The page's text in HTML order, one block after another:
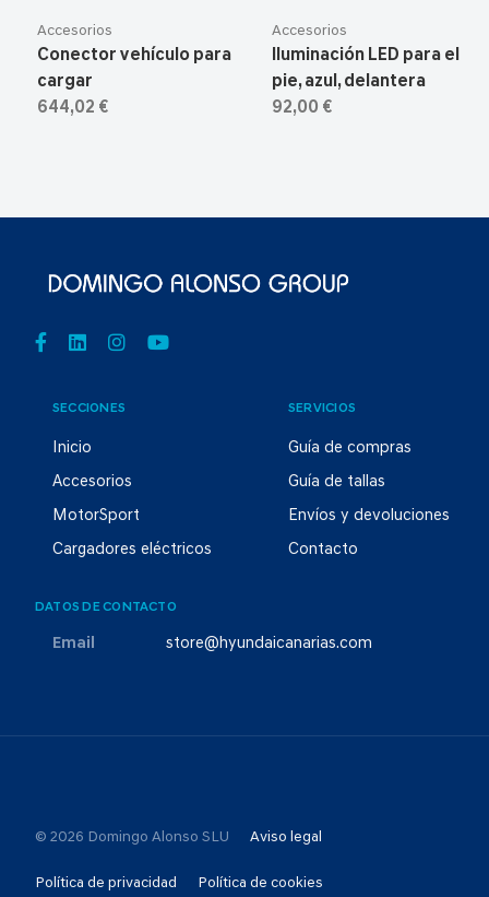
Accesorios
Conector vehículo para
cargar
644,02 €
Accesorios
Iluminación LED para el
pie, azul, delantera
92,00 €
SECCIONES
Inicio
Accesorios
MotorSport
Cargadores eléctricos
SERVICIOS
Guía de compras
Guía de tallas
Envíos y devoluciones
Contacto
DATOS DE CONTACTO
Email store@hyundaicanarias.com
© 2026 Domingo Alonso SLU Aviso legal
Política de privacidad Política de cookies